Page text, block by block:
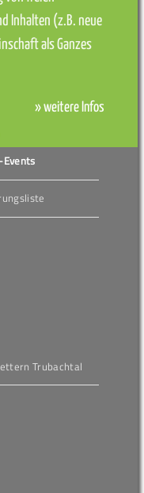
Inhalten (z.B. neue
als Ganzes
» weitere Infos
Events
Trubachtal